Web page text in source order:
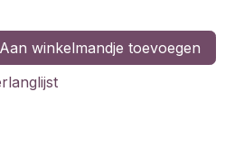
winkelmandje toevoegen